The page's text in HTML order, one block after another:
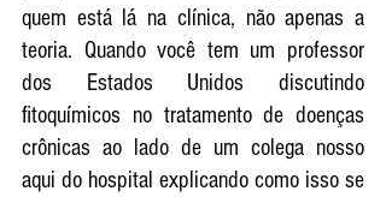
quem está lá na clínica, não apenas a
teoria. Quando você tem um professor
dos Estados Unidos discutindo
fitoquímicos no tratamento de doenças
crônicas ao lado de um colega nosso
aqui do hospital explicando como isso se